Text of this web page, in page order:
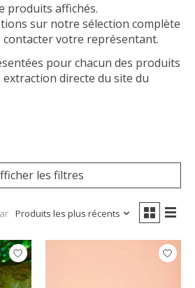
produits affichés.
sur notre sélection complète
votre représentant.
pour chacun des produits
directe du site du
les filtres
Produits les plus récents